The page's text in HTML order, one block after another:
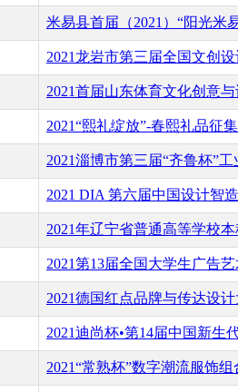
米易县首届（2021）“阳光米
2021龙岩市第三届全国文创
2021首届山东体育文化创意
2021“熙礼绽放”-春熙礼品征集
2021淄博市第三届“齐鲁杯”
2021 DIA 第六届中国设计智
2021年辽宁省普通高等学校
2021第13届全国大学生广告
2021德国红点品牌与传达设
2021迪尚杯•第14届中国新生
2021“常熟杯”数字潮流服饰